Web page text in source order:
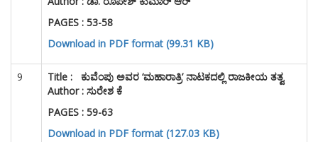
9 Title :ಕುವೆಂಪು ಅವರ ‘ಮಹಾರಾತ್ರಿ’ ನಾಟಕದಲ್ಲಿ ರಾಜಕೀಯ ತತ್ವ
Author : ಸುರೇಶ ಕೆ